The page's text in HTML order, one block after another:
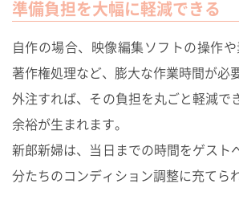
準備負担を大幅に軽減できる
自作の場合、映像編集ソフトの操作
著作権処理など、膨大な作業時間が必
外注すれば、その負担を丸ごと軽減で
余裕が生まれます。
新郎新婦は、当日までの時間をゲスト
分たちのコンディション調整に充てら